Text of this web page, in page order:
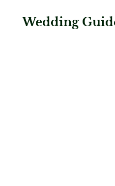
Wedding